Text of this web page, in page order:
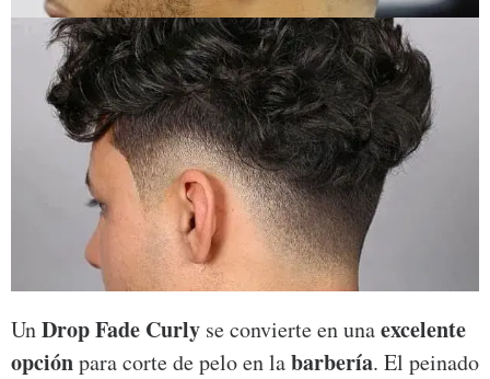
UnDrop Fade Curly se convierte en unaexcelente
opciónpara corte de pelo en labarbería. El peinado